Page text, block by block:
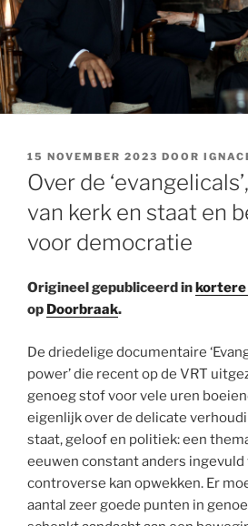
GEPLAATST
OP
15 NOVEMBER 2023 DOOR
Over de
van kerk en staat en
voor democratie
Origineel gepubliceerd inkortere
op Doorbraak.
De driedelige documentaire
power’ die recent op de VRT
genoeg stof voor vele uren
eigenlijk over de delicate
staat, geloof en politiek: een
eeuwen constant anders
controverse kan opwekken. Er
aantal zeer goede punten in